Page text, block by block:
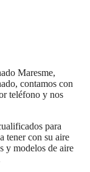
Maresme,
contamos con
teléfono y nos
para
tener con su aire
y modelos de aire